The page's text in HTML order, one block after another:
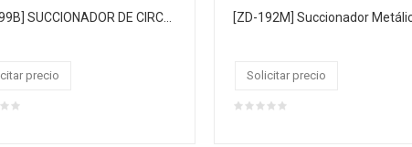
[ZD-199B] SUCCIONADOR DE CIRCUITOS INTEGRADOS
precio Solicitar precio